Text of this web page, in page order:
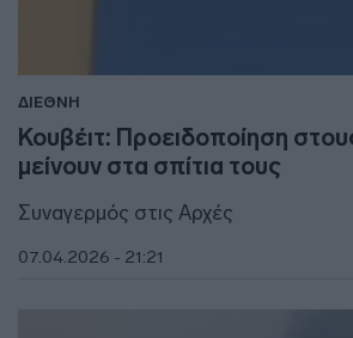
ΔΙΕΘΝΗ
Κουβέιτ: Προειδοποίηση
μείνουν στα σπίτια τους
Συναγερμός στις Αρχές
07.04.2026 - 21:21